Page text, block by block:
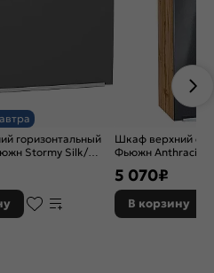
горизонтальный
Stormy Silk/
Шкаф верхний с
Фьюжн Anthracite
5 070₽
В корзину